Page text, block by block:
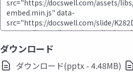
ダウンロード
ダウンロード(pptx - 4.48MB)